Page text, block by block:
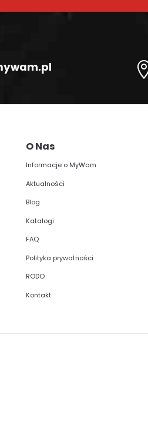
O Nas
Informacje o MyWam
Aktualności
Blog
Katalogi
FAQ
Polityka prywatności
RODO
Kontakt